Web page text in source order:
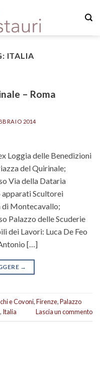
ITALIA
– Roma
2014
Loggia delle Benedizioni
del Quirinale;
Via della Dataria
apparati Scultorei
di Montecavallo;
Palazzo delle Scuderie
dei Lavori: Luca De Feo
[…]
→
e Covoni,Firenze,Palazzo
, Italia Lascia un commento